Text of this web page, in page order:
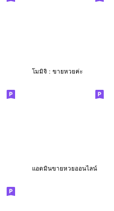
โมมิจิ : ขายหวยค่ะ
แอดมินขายหวยออนไลน์